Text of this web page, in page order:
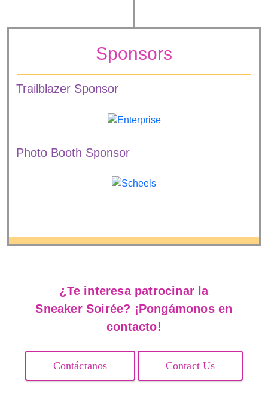
Sponsors
Trailblazer Sponsor
Photo Booth Sponsor
¿Te interesa patrocinar la
Sneaker Soirée? ¡Pongámonos en
contacto!
Contáctanos Contact Us